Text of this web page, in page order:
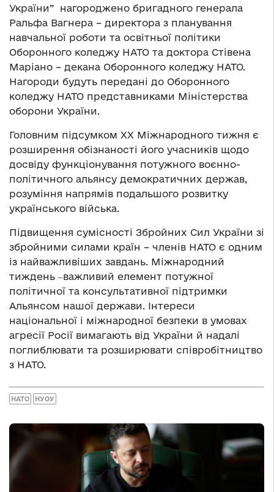
України” нагороджено бригадного генерала
Ральфа Вагнера – директора з планування
навчальної роботи та освітньої політики
Оборонного коледжу НАТО та доктора Стівена
Маріано – декана Оборонного коледжу НАТО.
Нагороди будуть передані до Оборонного
коледжу НАТО представниками Міністерства
оборони України.
Головним підсумком ХХ Міжнародного тижня є
розширення обізнаності його учасників щодо
досвіду функціонування потужного воєнно-
політичного альянсу демократичних держав,
розуміння напрямів подальшого розвитку
українського війська.
Підвищення сумісності Збройних Сил України зі
збройними силами країн – членів НАТО є одним
із найважливіших завдань. Міжнародний
тиждень ‒важливий елемент потужної
політичної та консультативної підтримки
Альянсом нашої держави. Інтереси
національної і міжнародної безпеки в умовах
агресії Росії вимагають від України й надалі
поглиблювати та розширювати співробітництво
з НАТО.
НАТО НУОУ